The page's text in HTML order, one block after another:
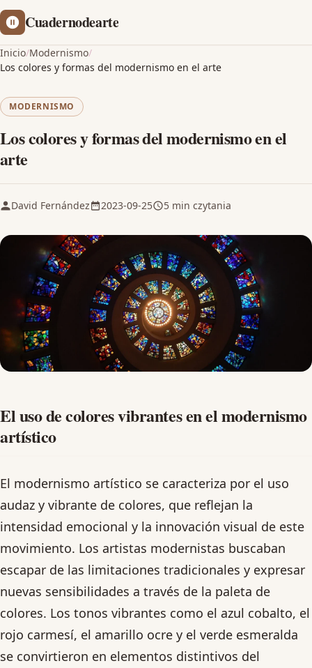
Cuadernodearte
Inicio/Modernismo/
Los colores y formas del modernismo en el arte
MODERNISMO
Los colores y formas del modernismo en el
arte
David Fernández 2023-09-25 5 min czytania
El uso de colores vibrantes en el modernismo
artístico
El modernismo artístico se caracteriza por el uso
audaz y vibrante de colores, que reflejan la
intensidad emocional y la innovación visual de este
movimiento. Los artistas modernistas buscaban
escapar de las limitaciones tradicionales y expresar
nuevas sensibilidades a través de la paleta de
colores. Los tonos vibrantes como el azul cobalto, el
rojo carmesí, el amarillo ocre y el verde esmeralda
se convirtieron en elementos distintivos del